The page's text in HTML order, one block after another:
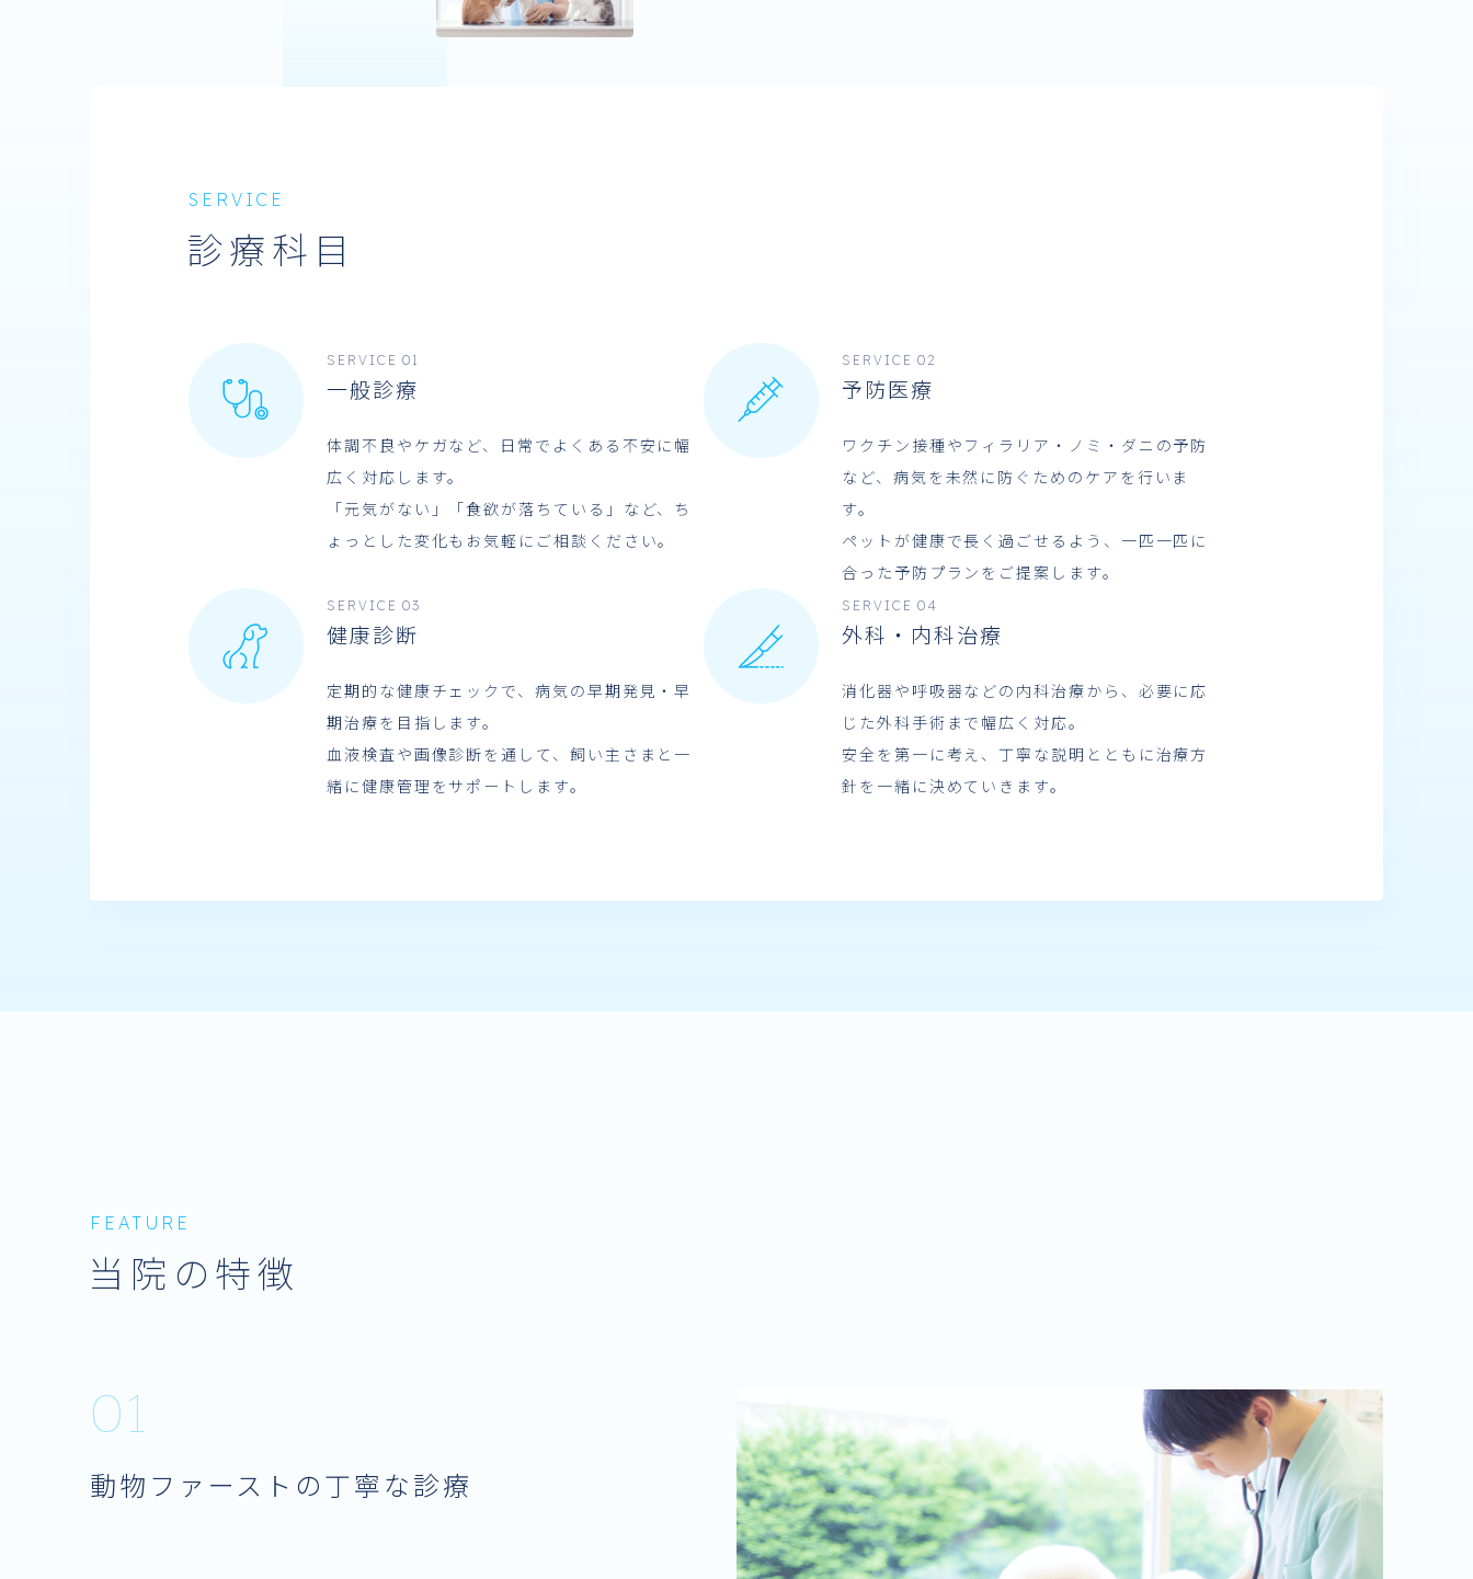
SERVICE
診療科目
SERVICE 01
一般診療
体調不良やケガなど、日常でよくある不安に幅
広く対応します。
「元気がない」「食欲が落ちている」など、ち
ょっとした変化もお気軽にご相談ください。
SERVICE 02
予防医療
ワクチン接種やフィラリア・ノミ・ダニの予防
など、病気を未然に防ぐためのケアを行いま
す。
ペットが健康で長く過ごせるよう、一匹一匹に
合った予防プランをご提案します。
SERVICE 03
健康診断
定期的な健康チェックで、病気の早期発見・早
期治療を目指します。
血液検査や画像診断を通して、飼い主さまと一
緒に健康管理をサポートします。
SERVICE 04
外科・内科治療
消化器や呼吸器などの内科治療から、必要に応
じた外科手術まで幅広く対応。
安全を第一に考え、丁寧な説明とともに治療方
針を一緒に決めていきます。
FEATURE
当院の特徴
01
動物ファーストの丁寧な診療